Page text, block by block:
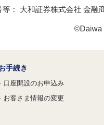
： 大和証券株式会社 金融
©Daiwa
手続き
口座開設のお申込み
お客さま情報の変更